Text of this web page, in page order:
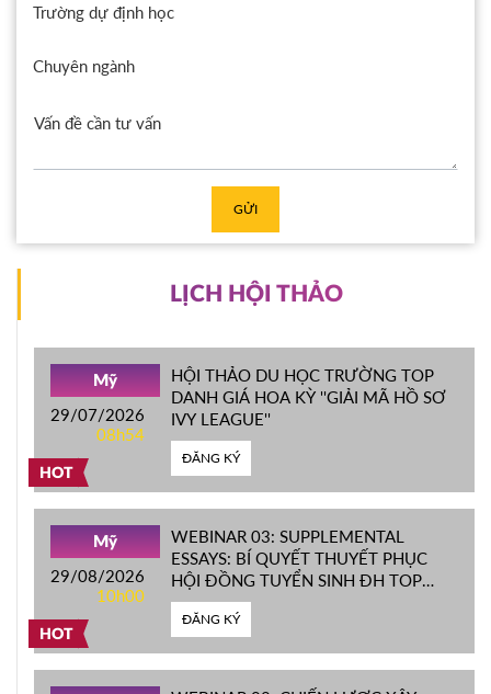
Trường dự định học
Chuyên ngành
GỬI
LỊCH HỘI THẢO
HOT
Mỹ
29/07/2026
08h54
HỘI THẢO DU HỌC TRƯỜNG TOP
DANH GIÁ HOA KỲ ''GIẢI MÃ HỒ SƠ
IVY LEAGUE''
ĐĂNG KÝ
HOT
Mỹ
29/08/2026
10h00
WEBINAR 03: SUPPLEMENTAL
ESSAYS: BÍ QUYẾT THUYẾT PHỤC
HỘI ĐỒNG TUYỂN SINH ĐH TOP
ĐẦU MỸ
ĐĂNG KÝ